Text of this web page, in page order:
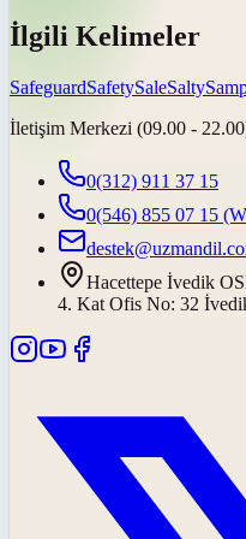
İlgili Kelimeler
SafeguardSafetySaleSalty
İletişim Merkezi (09.00 -
0(312) 911 37 15
0(546) 855 07 15
Hacettepe İvedik
4. Kat Ofis No: 32